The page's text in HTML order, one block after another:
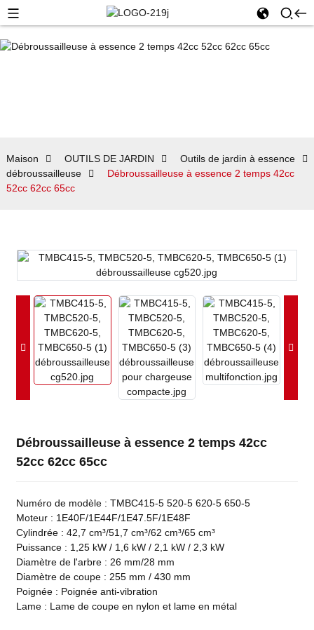
Maison OUTILS DE JARDIN
Outils de jardin à essence
débroussailleuse
Débroussailleuse à essence 2 temps 42cc
52cc 62cc 65cc
Débroussailleuse à essence 2 temps 42cc
52cc 62cc 65cc
Numéro de modèle : TMBC415-5 520-5 620-5 650-5
Moteur : 1E40F/1E44F/1E47.5F/1E48F
Cylindrée : 42,7 cm³/51,7 cm³/62 cm³/65 cm³
Puissance : 1,25 kW / 1,6 kW / 2,1 kW / 2,3 kW
Diamètre de l'arbre : 26 mm/28 mm
Diamètre de coupe : 255 mm / 430 mm
Poignée : Poignée anti-vibration
Lame : Lame de coupe en nylon et lame en métal